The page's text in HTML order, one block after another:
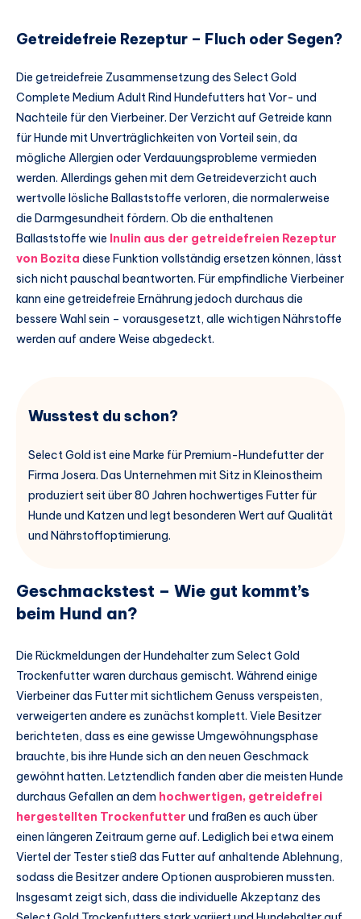
Getreidefreie Rezeptur – Fluch oder Segen?
Die getreidefreie Zusammensetzung des Select Gold
Complete Medium Adult Rind Hundefutters hat Vor- und
Nachteile für den Vierbeiner. Der Verzicht auf Getreide kann
für Hunde mit Unverträglichkeiten von Vorteil sein, da
mögliche Allergien oder Verdauungsprobleme vermieden
werden. Allerdings gehen mit dem Getreideverzicht auch
wertvolle lösliche Ballaststoffe verloren, die normalerweise
die Darmgesundheit fördern. Ob die enthaltenen
Ballaststoffe wie Inulin aus der getreidefreien Rezeptur
von Bozita diese Funktion vollständig ersetzen können, lässt
sich nicht pauschal beantworten. Für empfindliche Vierbeiner
kann eine getreidefreie Ernährung jedoch durchaus die
bessere Wahl sein – vorausgesetzt, alle wichtigen Nährstoffe
werden auf andere Weise abgedeckt.
Wusstest du schon?
Select Gold ist eine Marke für Premium-Hundefutter der
Firma Josera. Das Unternehmen mit Sitz in Kleinostheim
produziert seit über 80 Jahren hochwertiges Futter für
Hunde und Katzen und legt besonderen Wert auf Qualität
und Nährstoffoptimierung.
Geschmackstest – Wie gut kommt’s
beim Hund an?
Die Rückmeldungen der Hundehalter zum Select Gold
Trockenfutter waren durchaus gemischt. Während einige
Vierbeiner das Futter mit sichtlichem Genuss verspeisten,
verweigerten andere es zunächst komplett. Viele Besitzer
berichteten, dass es eine gewisse Umgewöhnungsphase
brauchte, bis ihre Hunde sich an den neuen Geschmack
gewöhnt hatten. Letztendlich fanden aber die meisten Hunde
durchaus Gefallen an dem hochwertigen, getreidefrei
hergestellten Trockenfutter und fraßen es auch über
einen längeren Zeitraum gerne auf. Lediglich bei etwa einem
Viertel der Tester stieß das Futter auf anhaltende Ablehnung,
sodass die Besitzer andere Optionen ausprobieren mussten.
Insgesamt zeigt sich, dass die individuelle Akzeptanz des